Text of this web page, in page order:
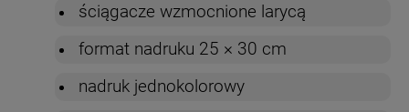
ściągacze wzmocnione larycą
format nadruku 25 × 30 cm
nadruk jednokolorowy